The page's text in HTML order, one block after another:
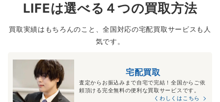
LIFEは選べる４つの買取方法
買取実績はもちろんのこと、全国対応の宅配買取サービスも人
気です。
宅配買取
査定からお振込みまで自宅で完結！全国からご依
頼頂ける完全無料の便利な買取サービスです。
くわしくはこちら